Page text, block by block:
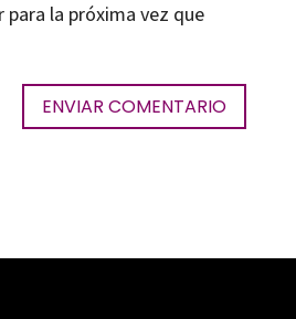
para la próxima vez que